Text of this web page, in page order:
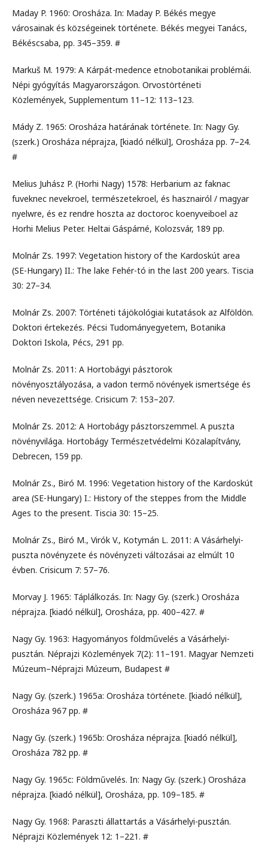
Maday P. 1960: Orosháza. In: Maday P. Békés megye
városainak és községeinek története. Békés megyei Tanács,
Békéscsaba, pp. 345–359. #
Markuš M. 1979: A Kárpát-medence etnobotanikai problémái.
Népi gyógyítás Magyarországon. Orvostörténeti
Közlemények, Supplementum 11–12: 113–123.
Mády Z. 1965: Orosháza határának története. In: Nagy Gy.
(szerk.) Orosháza néprajza, [kiadó nélkül], Orosháza pp. 7–24.
#
Melius Juhász P. (Horhi Nagy) 1578: Herbarium az faknac
fuveknec nevekroel, természetekroel, és hasznairól / magyar
nyelwre, és ez rendre hoszta az doctoroc koenyveiboel az
Horhi Melius Peter. Heltai Gáspárné, Kolozsvár, 189 pp.
Molnár Zs. 1997: Vegetation history of the Kardoskút area
(SE-Hungary) II.: The lake Fehér-tó in the last 200 years. Tiscia
30: 27–34.
Molnár Zs. 2007: Történeti tájökológiai kutatások az Alföldön.
Doktori értekezés. Pécsi Tudományegyetem, Botanika
Doktori Iskola, Pécs, 291 pp.
Molnár Zs. 2011: A Hortobágyi pásztorok
növényosztályozása, a vadon termő növények ismertsége és
néven nevezettsége. Crisicum 7: 153–207.
Molnár Zs. 2012: A Hortobágy pásztorszemmel. A puszta
növényvilága. Hortobágy Természetvédelmi Közalapítvány,
Debrecen, 159 pp.
Molnár Zs., Biró M. 1996: Vegetation history of the Kardoskút
area (SE-Hungary) I.: History of the steppes from the Middle
Ages to the present. Tiscia 30: 15–25.
Molnár Zs., Biró M., Virók V., Kotymán L. 2011: A Vásárhelyi-
puszta növényzete és növényzeti változásai az elmúlt 10
évben. Crisicum 7: 57–76.
Morvay J. 1965: Táplálkozás. In: Nagy Gy. (szerk.) Orosháza
néprajza. [kiadó nélkül], Orosháza, pp. 400–427. #
Nagy Gy. 1963: Hagyományos földművelés a Vásárhelyi-
pusztán. Néprajzi Közlemények 7(2): 11–191. Magyar Nemzeti
Múzeum–Néprajzi Múzeum, Budapest #
Nagy Gy. (szerk.) 1965a: Orosháza története. [kiadó nélkül],
Orosháza 967 pp. #
Nagy Gy. (szerk.) 1965b: Orosháza néprajza. [kiadó nélkül],
Orosháza 782 pp. #
Nagy Gy. 1965c: Földművelés. In: Nagy Gy. (szerk.) Orosháza
néprajza. [kiadó nélkül], Orosháza, pp. 109–185. #
Nagy Gy. 1968: Paraszti állattartás a Vásárhelyi-pusztán.
Néprajzi Közlemények 12: 1–221. #